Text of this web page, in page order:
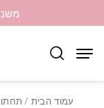
עמוד הבית /